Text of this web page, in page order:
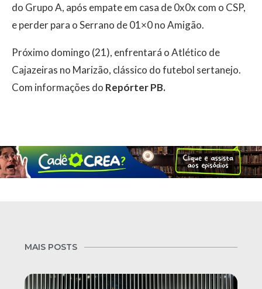
do Grupo A, após empate em casa de 0x0x com o CSP,
e perder para o Serrano de 01×0 no Amigão.
Próximo domingo (21), enfrentará o Atlético de
Cajazeiras no Marizão, clássico do futebol sertanejo.
Com informações do Repórter PB.
MAIS POSTS